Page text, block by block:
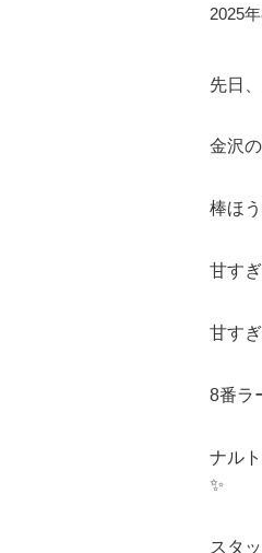
2025
先日
金沢
棒ほ
甘す
甘す
8番ラ
ナル
✨
スタ